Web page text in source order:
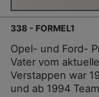
338 - FORMEL1
Opel- und Ford-
Vater vom
Verstappen war
und ab 1994